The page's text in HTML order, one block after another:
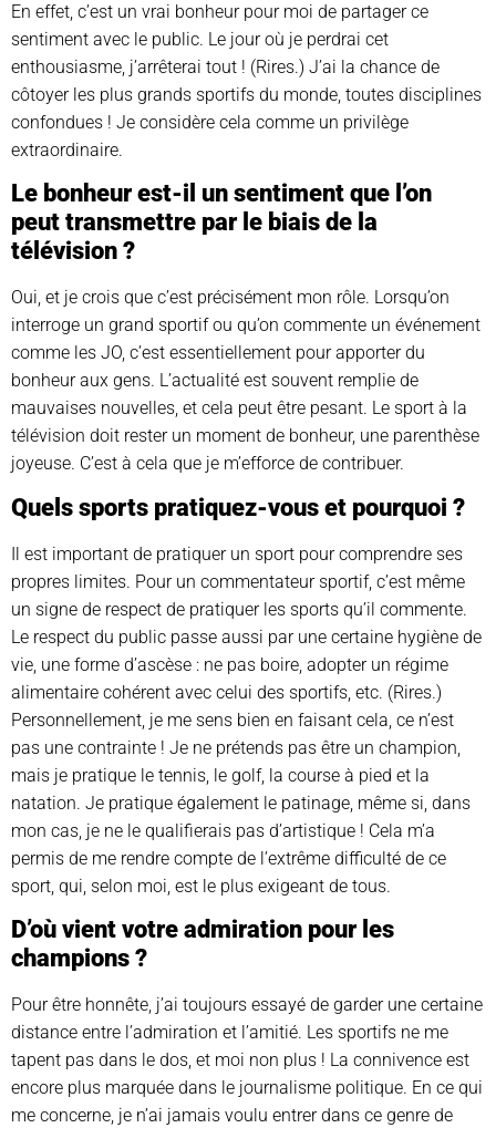
En effet, c’est un vrai bonheur pour moi de partager ce
sentiment avec le public. Le jour où je perdrai cet
enthousiasme, j’arrêterai tout ! (Rires.) J’ai la chance de
côtoyer les plus grands sportifs du monde, toutes disciplines
confondues ! Je considère cela comme un privilège
extraordinaire.
Le bonheur est-il un sentiment que l’on
peut transmettre par le biais de la
télévision ?
Oui, et je crois que c’est précisément mon rôle. Lorsqu’on
interroge un grand sportif ou qu’on commente un événement
comme les JO, c’est essentiellement pour apporter du
bonheur aux gens. L’actualité est souvent remplie de
mauvaises nouvelles, et cela peut être pesant. Le sport à la
télévision doit rester un moment de bonheur, une parenthèse
joyeuse. C’est à cela que je m’efforce de contribuer.
Quels sports pratiquez-vous et pourquoi ?
Il est important de pratiquer un sport pour comprendre ses
propres limites. Pour un commentateur sportif, c’est même
un signe de respect de pratiquer les sports qu’il commente.
Le respect du public passe aussi par une certaine hygiène de
vie, une forme d’ascèse : ne pas boire, adopter un régime
alimentaire cohérent avec celui des sportifs, etc. (Rires.)
Personnellement, je me sens bien en faisant cela, ce n’est
pas une contrainte ! Je ne prétends pas être un champion,
mais je pratique le tennis, le golf, la course à pied et la
natation. Je pratique également le patinage, même si, dans
mon cas, je ne le qualifierais pas d’artistique ! Cela m’a
permis de me rendre compte de l’extrême difficulté de ce
sport, qui, selon moi, est le plus exigeant de tous.
D’où vient votre admiration pour les
champions ?
Pour être honnête, j’ai toujours essayé de garder une certaine
distance entre l’admiration et l’amitié. Les sportifs ne me
tapent pas dans le dos, et moi non plus ! La connivence est
encore plus marquée dans le journalisme politique. En ce qui
me concerne, je n’ai jamais voulu entrer dans ce genre de